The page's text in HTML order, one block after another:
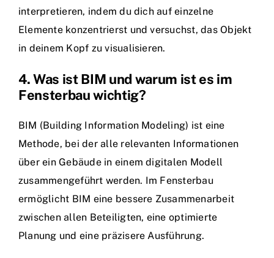
interpretieren, indem du dich auf einzelne
Elemente konzentrierst und versuchst, das Objekt
in deinem Kopf zu visualisieren.
4. Was ist BIM und warum ist es im
Fensterbau wichtig?
BIM (Building Information Modeling) ist eine
Methode, bei der alle relevanten Informationen
über ein Gebäude in einem digitalen Modell
zusammengeführt werden. Im Fensterbau
ermöglicht BIM eine bessere Zusammenarbeit
zwischen allen Beteiligten, eine optimierte
Planung und eine präzisere Ausführung.